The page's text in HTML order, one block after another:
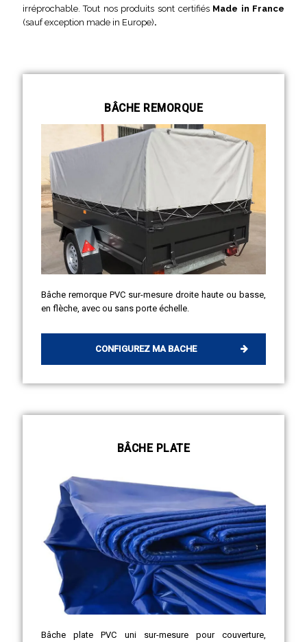
irréprochable. Tout nos produits sont certifiés Made in France
(sauf exception made in Europe).
BÂCHE REMORQUE
Bâche remorque PVC sur-mesure droite haute ou basse,
en flèche, avec ou sans porte échelle.
CONFIGUREZ MA BACHE
BÂCHE PLATE
Bâche plate PVC uni sur-mesure pour couverture,